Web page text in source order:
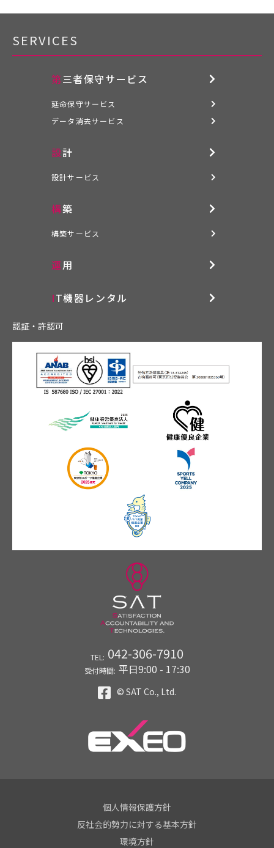
SERVICES
第三者保守サービス
延命保守サービス
データ消去サービス
設計
設計サービス
構築
構築サービス
運用
IT機器レンタル
認証・許認可
TEL: 042-306-7910
受付時間: 平日9:00 - 17:30
© SAT Co., Ltd.
個人情報保護方針
反社会的勢力に対する基本方針
環境方針